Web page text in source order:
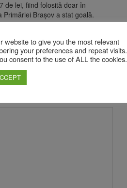
de lei, fiind folosită doar în
Brașov a stat goală.
în perioada 13-16 august
*
website to give you the most relevant
your preferences and repeat visits.
consent to the use of ALL the cookies.